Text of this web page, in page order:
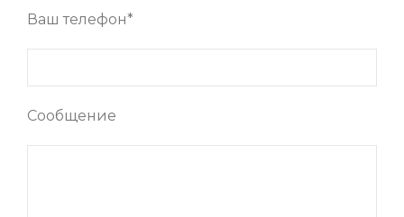
Ваш телефон*
Сообщение